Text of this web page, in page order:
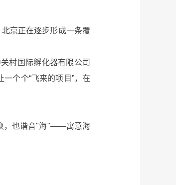
京正在逐步形成一条覆
村国际孵化器有限公司
个个“飞来的项目”，在
，也谐音"海"——寓意海